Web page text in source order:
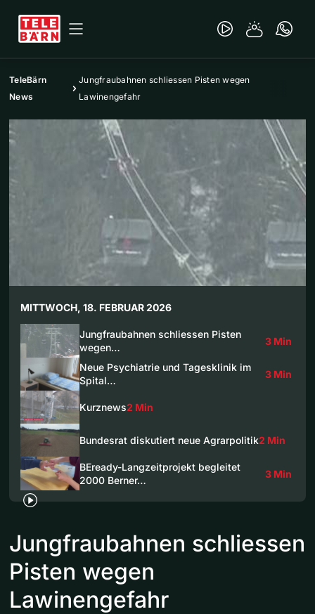
TeleBärn
News
Jungfraubahnen schliessen Pisten wegen
Lawinengefahr
MITTWOCH, 18. FEBRUAR 2026
Jungfraubahnen schliessen Pisten
wegen…
3 Min
Neue Psychiatrie und Tagesklinik im
Spital…
3 Min
Kurznews2 Min
Bundesrat diskutiert neue Agrarpolitik2 Min
BEready-Langzeitprojekt begleitet
2000 Berner…
3 Min
Jungfraubahnen schliessen
Pisten wegen
Lawinengefahr